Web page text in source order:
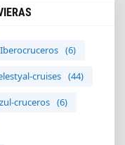
Iberocruceros (6)
cruises (44)
cruceros (6)